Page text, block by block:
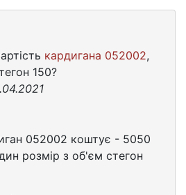
кардигана 052002,
150?
052002 коштує - 5050
розмір з об'єм стегон